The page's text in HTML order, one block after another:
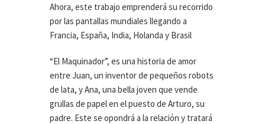
Ahora, este trabajo emprenderá su recorrido
por las pantallas mundiales llegando a
Francia, España, India, Holanda y Brasil
“El Maquinador”, es una historia de amor
entre Juan, un inventor de pequeños robots
de lata, y Ana, una bella joven que vende
grullas de papel en el puesto de Arturo, su
padre. Este se opondrá a la relación y tratará